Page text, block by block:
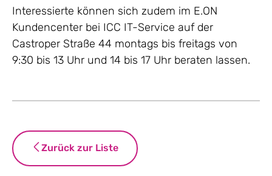
Interessierte können sich zudem im E.ON
Kundencenter bei ICC IT-Service auf der
Castroper Straße 44 montags bis freitags von
9:30 bis 13 Uhr und 14 bis 17 Uhr beraten lassen.
Zurück zur Liste